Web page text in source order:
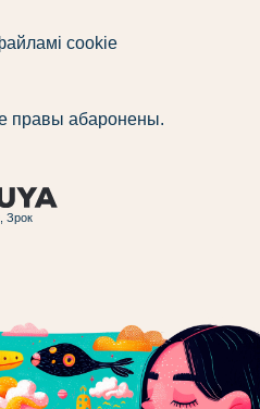
Зрок
cookie
правы абаронены.